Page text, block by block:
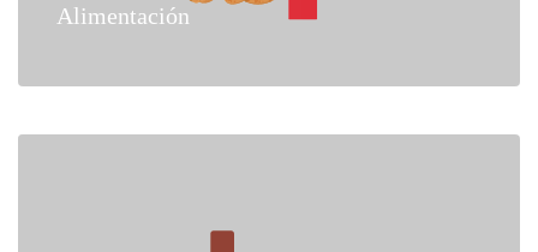
Alimentación